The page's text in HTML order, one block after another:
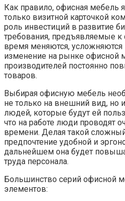
Как правило, офисная мебель
только визитной карточкой
роль инвестиций в развитие
требования, предъявляемые
время меняются, усложняются
изменение на рынке офисной
производителей постоянно
товаров.
Выбирая офисную мебель
не только на внешний вид, но
людей, которые будут ей
что на работе люди проводят
времени. Делая такой
предпочтение удобной и
дальнейшем она будет
труда персонала.
Большинство серий офисной
элементов: